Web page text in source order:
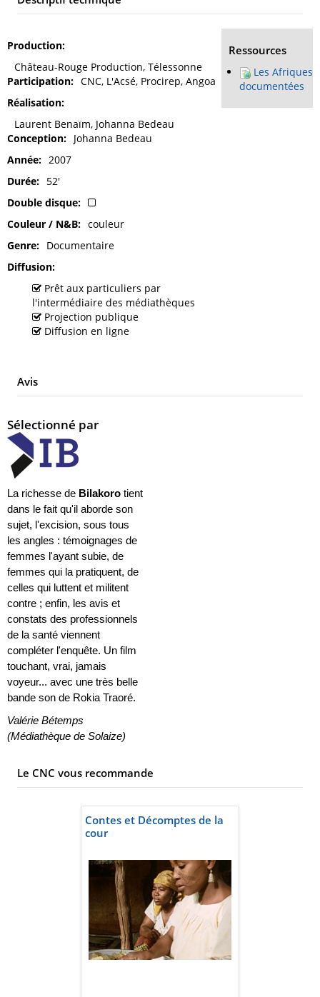
Production
Château-Rouge Production, Télessonne
Participation
CNC, L'Acsé, Procirep, Angoa
Réalisation
Laurent Benaïm, Johanna Bedeau
Conception
Johanna Bedeau
Année
2007
Durée
52'
Double disque
Couleur / N&B
couleur
Genre
Documentaire
Diffusion
Prêt aux particuliers par
l'intermédiaire des médiathèques
Projection publique
Diffusion en ligne
Ressources
Les Afriques
documentées
Avis
Sélectionné par
La richesse de Bilakoro tient
dans le fait qu'il aborde son
sujet, l'excision, sous tous
les angles : témoignages de
femmes l'ayant subie, de
femmes qui la pratiquent, de
celles qui luttent et militent
contre ; enfin, les avis et
constats des professionnels
de la santé viennent
compléter l'enquête. Un film
touchant, vrai, jamais
voyeur... avec une très belle
bande son de Rokia Traoré.
Valérie Bétemps
(Médiathèque de Solaize)
Le CNC vous recommande
Contes et Décomptes de la
cour